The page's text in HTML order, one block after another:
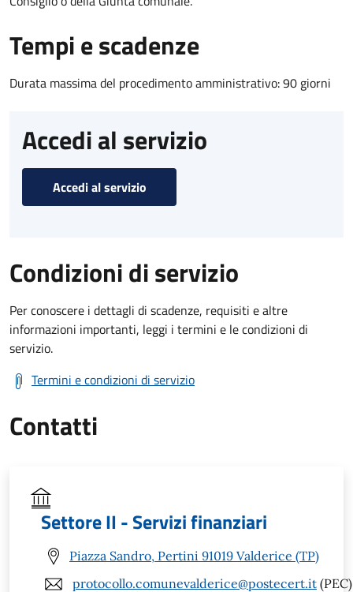
Tempi e scadenze
Durata massima del procedimento amministrativo: 90 giorni
Accedi al servizio
Accedi al servizio
Condizioni di servizio
Per conoscere i dettagli di scadenze, requisiti e altre
informazioni importanti, leggi i termini e le condizioni di
servizio.
Termini e condizioni di servizio
Contatti
Settore II - Servizi finanziari
Piazza Sandro, Pertini 91019 Valderice (TP)
protocollo.comunevalderice@postecert.it (PEC)